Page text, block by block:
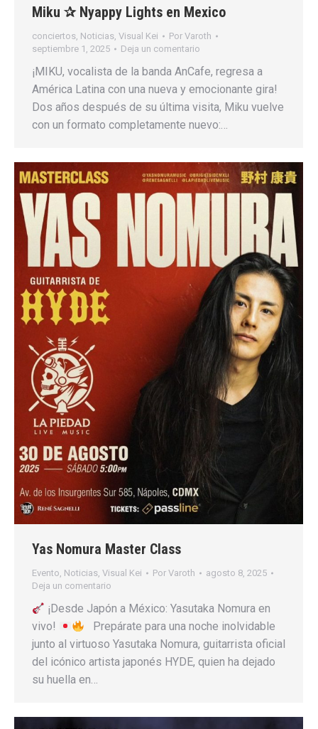
Miku ✰ Nyappy Lights en Mexico
conciertos, Noticias, Visual Kei Por Varoth
septiembre 1, 2025
Deja un comentario
¡MIKU, vocalista de la banda AnCafe, regresa a
América Latina con una nueva y emocionante gira!
Dos años después de su última visita, Miku vuelve
con un formato completamente nuevo:…
Yas Nomura Master Class
Evento, Noticias, Visual Kei Por Varoth
agosto 8, 2025
Deja un comentario
¡Desde Japón a México: Yasutaka Nomura en
vivo!
Prepárate para una noche inolvidable
junto al virtuoso Yasutaka Nomura, guitarrista oficial
del icónico artista japonés HYDE, quien ha dejado
su huella en…